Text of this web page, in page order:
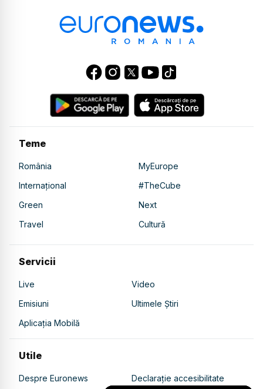
Teme
România
MyEurope
Internațional
#TheCube
Green
Next
Travel
Cultură
Servicii
Live
Video
Emisiuni
Ultimele Știri
Aplicația Mobilă
Utile
Despre Euronews Declarație accesibilitate